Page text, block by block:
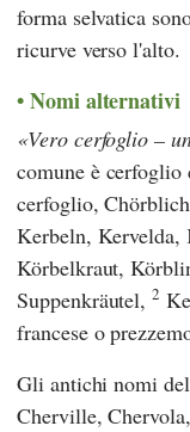
forma selvatica
ricurve verso l'alto.
Nomi alternativi
Vero cerfoglio –
comune è
cerfoglio,
Kerbeln,
Körbelkraut,
Suppenkräutel,2
francese o
Gli antichi nomi
Cherville,